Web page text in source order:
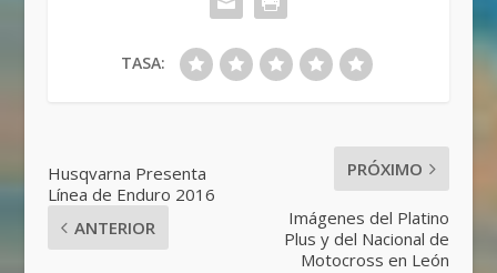
TASA:
Husqvarna Presenta
Línea de Enduro 2016
ANTERIOR
PRÓXIMO
Imágenes del Platino
Plus y del Nacional de
Motocross en León